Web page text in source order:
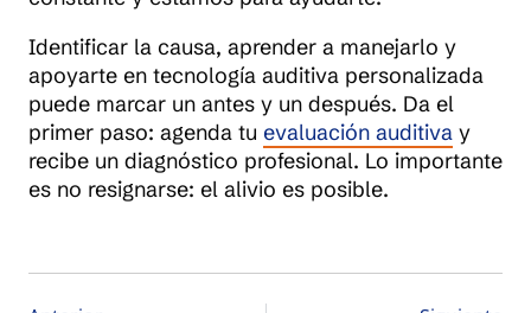
Identificar la causa, aprender a manejarlo y
apoyarte en tecnología auditiva personalizada
puede marcar un antes y un después. Da el
primer paso: agenda tu evaluación auditiva y
recibe un diagnóstico profesional. Lo importante
es no resignarse: el alivio es posible.